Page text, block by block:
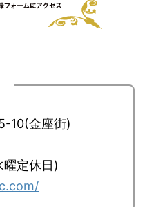
10(金座街)
曜定休日)